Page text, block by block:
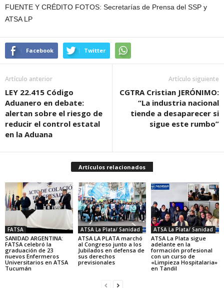
FUENTE Y CRÉDITO FOTOS: Secretarías de Prensa del SSP y
ATSA LP
Facebook Twitter
Artículo anterior
LEY 22.415 Código
Aduanero en debate:
alertan sobre el riesgo de
reducir el control estatal
en la Aduana
Artículo siguiente
CGTRA Cristian JERÓNIMO:
“La industria nacional
tiende a desaparecer si
sigue este rumbo”
Artículos relacionados
FATSA
SANIDAD ARGENTINA:
FATSA celebró la
graduación de 23
nuevos Enfermeros
Universitarios en ATSA
Tucumán
ATSA La Plata/ Sanidad
ATSA LA PLATA marchó
al Congreso junto a los
Jubilados en defensa de
sus derechos
previsionales
ATSA La Plata/ Sanidad
ATSA La Plata sigue
adelante en la
formación profesional
con un curso de
«Limpieza Hospitalaria»
en Tandil